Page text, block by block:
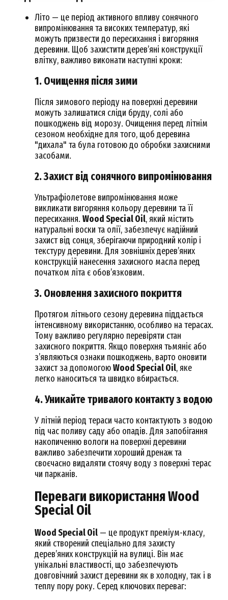
Літо — це період активного впливу сонячного
випромінювання та високих температур, які
можуть призвести до пересихання і вигоряння
деревини. Щоб захистити дерев’яні конструкції
влітку, важливо виконати наступні кроки:
1. Очищення після зими
Після зимового періоду на поверхні деревини
можуть залишатися сліди бруду, солі або
пошкоджень від морозу. Очищення перед літнім
сезоном необхідне для того, щоб деревина
"дихала" та була готовою до обробки захисними
засобами.
2. Захист від сонячного випромінювання
Ультрафіолетове випромінювання може
викликати вигоряння кольору деревини та її
пересихання. Wood Special Oil, який містить
натуральні воски та олії, забезпечує надійний
захист від сонця, зберігаючи природний колір і
текстуру деревини. Для зовнішніх дерев’яних
конструкцій нанесення захисного масла перед
початком літа є обов’язковим.
3. Оновлення захисного покриття
Протягом літнього сезону деревина піддається
інтенсивному використанню, особливо на терасах.
Тому важливо регулярно перевіряти стан
захисного покриття. Якщо поверхня тьмяніє або
з’являються ознаки пошкоджень, варто оновити
захист за допомогоюWood Special Oil, яке
легко наноситься та швидко вбирається.
4. Уникайте тривалого контакту з водою
У літній період тераси часто контактують з водою
під час поливу саду або опадів. Для запобігання
накопиченню вологи на поверхні деревини
важливо забезпечити хороший дренаж та
своєчасно видаляти стоячу воду з поверхні терас
чи парканів.
Переваги використання Wood
Special Oil
Wood Special Oil — це продукт преміум-класу,
який створений спеціально для захисту
дерев’яних конструкцій на вулиці. Він має
унікальні властивості, що забезпечують
довговічний захист деревини як в холодну, так і в
теплу пору року. Серед ключових переваг: